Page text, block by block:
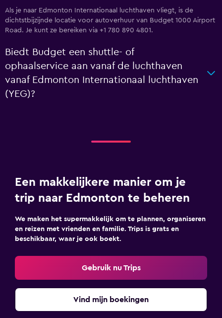
Als je naar Edmonton Internationaal luchthaven vliegt, is de
dichtstbijzijnde locatie voor autoverhuur van Budget 1000 Airport
Road. Je kunt ze bereiken via +1 780 890 4801.
Biedt Budget een shuttle- of
ophaalservice aan vanaf de luchthaven
vanaf Edmonton Internationaal luchthaven
(YEG)?
Een makkelijkere manier om je
trip naar Edmonton te beheren
We maken het supermakkelijk om te plannen, organiseren
en reizen met vrienden en familie. Trips is grats en
beschikbaar, waar je ook boekt.
Gebruik nu Trips
Vind mijn boekingen